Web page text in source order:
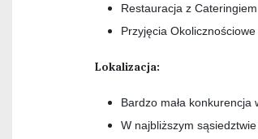
Restauracja z Cateringiem
Przyjęcia Okolicznościowe
Lokalizacja:
Bardzo mała konkurencja
W najbliższym